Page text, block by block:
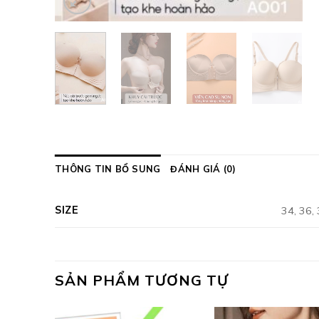
THÔNG TIN BỔ SUNG ĐÁNH GIÁ (0)
SIZE 34, 36,
SẢN PHẨM TƯƠNG TỰ